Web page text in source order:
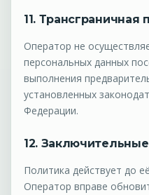
11. Трансграничная
Оператор не
персональных данных
выполнения
установленных
Федерации.
12.
Политика действует до
Оператор вправе